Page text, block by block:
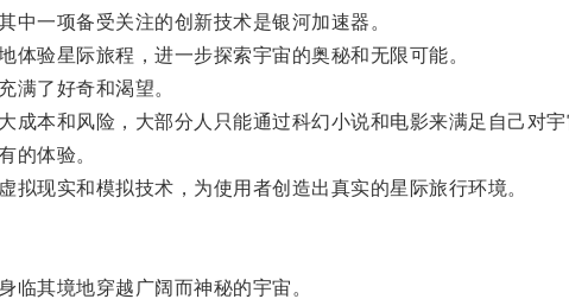
一项备受关注的创新技术是银河加速器。
验星际旅程，进一步探索宇宙的奥秘和无限可能。
了好奇和渴望。
本和风险，大部分人只能通过科幻小说和电影来满足自己对宇
体验。
现实和模拟技术，为使用者创造出真实的星际旅行环境。
其境地穿越广阔而神秘的宇宙。